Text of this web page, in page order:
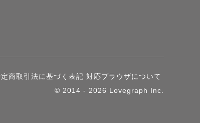
商取引法に基づく表記 対応ブラウザについて
© 2014 - 2026 Lovegraph Inc.